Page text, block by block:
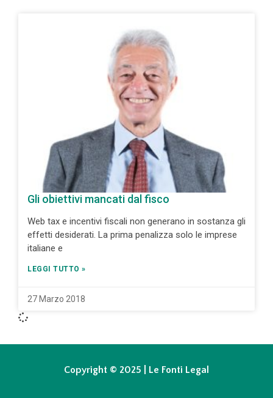
Gli obiettivi mancati dal fisco
Web tax e incentivi fiscali non generano in sostanza gli
effetti desiderati. La prima penalizza solo le imprese
italiane e
LEGGI TUTTO »
27 Marzo 2018
Copyright © 2025 | Le Fonti Legal